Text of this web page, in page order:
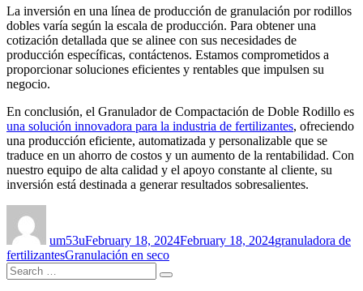
La inversión en una línea de producción de granulación por rodillos
dobles varía según la escala de producción. Para obtener una
cotización detallada que se alinee con sus necesidades de
producción específicas, contáctenos. Estamos comprometidos a
proporcionar soluciones eficientes y rentables que impulsen su
negocio.
En conclusión, el Granulador de Compactación de Doble Rodillo es
una solución innovadora para la industria de fertilizantes, ofreciendo
una producción eficiente, automatizada y personalizable que se
traduce en un ahorro de costos y un aumento de la rentabilidad. Con
nuestro equipo de alta calidad y el apoyo constante al cliente, su
inversión está destinada a generar resultados sobresalientes.
um53uFebruary 18, 2024February 18, 2024granuladora de
fertilizantesTags
Granulación en seco
Search
for:
Search